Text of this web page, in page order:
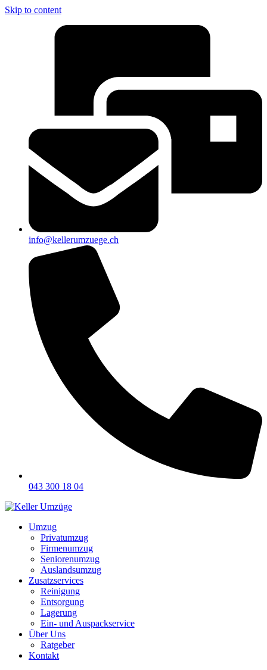
Skip to content
info@kellerumzuege.ch
043 300 18 04
Umzug
Privatumzug
Firmenumzug
Seniorenumzug
Auslandsumzug
Zusatzservices
Reinigung
Entsorgung
Lagerung
Ein- und Auspackservice
Über Uns
Ratgeber
Kontakt